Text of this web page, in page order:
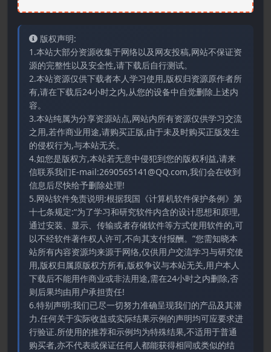
版权声明:
1.本站大部分资源收集于网络以及网友投稿,网站不保证资
源的完整性以及安全性,请下载后自行测试。
2.本站资源仅供下载者本人学习使用,版权归资源原作者所
有,请在下载后24小时之内,从您的设备中自觉删除上述内
容。
3.本站纯属为分享资源站点,网站内所有资源仅供学习交流
之用,若作商业用途,请购买正版,由于未及时购买正版发生
的侵权行为,与本站无关。
4.如您是版权方,本站若无意中侵犯到您的版权利益,请来
信联系我们E-mail:2690565141@QQ.com,我们会在收到
信息后尽快给予删除处理!
5.网站软件免责说明:根据我国《计算机软件保护条例》第
十七条规定:“为了学习和研究软件内含的设计思想和原理,
通过安装、显示、传输或者存储软件等方式使用软件的,可
以不经软件著作权人许可,不向其支付报酬。”您需知晓本
站所有内容资源均来源于网络,仅供用户交流学习与研究使
用,版权归属原版权方所有,版权争议与本站无关,用户本人
下载后不能用作商业或非法用途,需在24小时之内删除,否
则后果均由用户承担责任!
6.特别声明:我们已尽一切努力准确呈现我们的产品及其潜
力.任何关于实际收益或实际结果示例的声明均可应要求进
行验证.所使用的推荐和示例均为特殊结果,不适用于普通
购买者,亦不代表或保证任何人都能获得相同或类似的结